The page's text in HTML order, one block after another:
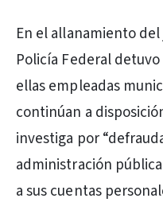
En el allanamiento
Policía Federal
ellas empleadas
continúan a
investiga por
administración
a sus cuentas